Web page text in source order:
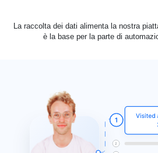
La raccolta dei dati alimenta la nostra
è la base per la parte di